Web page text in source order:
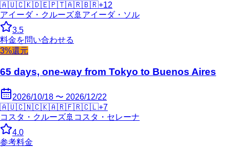
🇦🇺🇨🇰🇩🇪🇵🇹🇦🇷🇧🇷+12
アイーダ・クルーズ🚢 アイーダ・ソル
3.5
料金を問い合わせる
3%還元
65 days, one-way from Tokyo to Buenos Aires
2026/10/18 〜 2026/12/22
🇦🇺🇨🇳🇨🇰🇦🇷🇫🇷🇨🇱+7
コスタ・クルーズ🚢 コスタ・セレーナ
4.0
参考料金